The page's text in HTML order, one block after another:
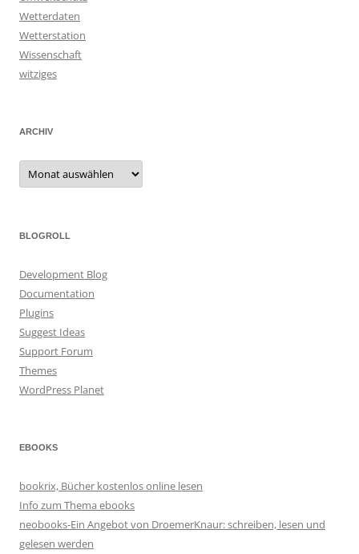
Wetterdaten
Wetterstation
Wissenschaft
witziges
ARCHIV
Archiv
BLOGROLL
Development Blog
Documentation
Plugins
Suggest Ideas
Support Forum
Themes
WordPress Planet
EBOOKS
bookrix, Bücher kostenlos online lesen
Info zum Thema ebooks
neobooks-Ein Angebot von DroemerKnaur: schreiben, lesen und
gelesen werden